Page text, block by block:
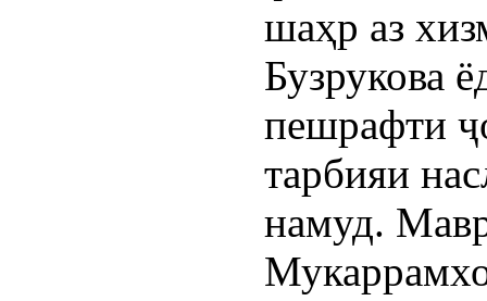
шаҳр аз
Бузрукова
пешрафти
тарбияи
намуд.